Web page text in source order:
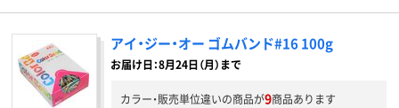
アイ・ジー・オー ゴムバンド#16 100g
お届け日：8月24日（月）まで
カラー・販売単位違いの商品が9商品あります